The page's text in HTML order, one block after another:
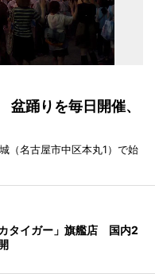
踊りを毎日開催、
（名古屋市中区本丸1）で始
タイガー」旗艦店 国内2